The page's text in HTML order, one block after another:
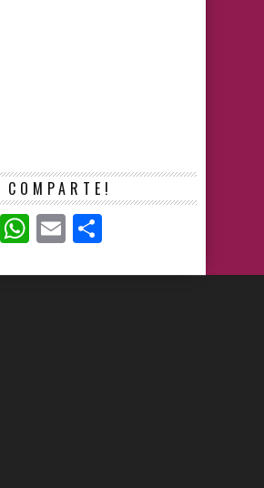
COMPARTE!
TwitterWhatsApp
Email